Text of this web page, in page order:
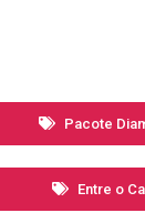
Pacote
Entre o